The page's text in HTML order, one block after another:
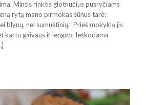
Mintis rinktis glotnučius pusryčiams
rytą mano pirmokas sūnus tarė:
blynų, nei sumuštinių.“ Prieš mokyklą jis
kartu gaivaus ir lengvo. Ieškodama